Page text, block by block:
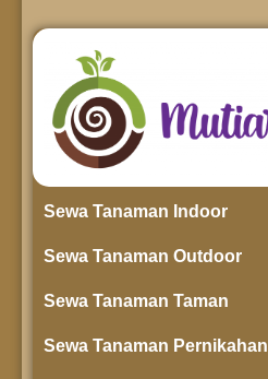
Sewa Tanaman Indoor
Sewa Tanaman Outdoor
Sewa Tanaman Taman
Sewa Tanaman Pernikahan